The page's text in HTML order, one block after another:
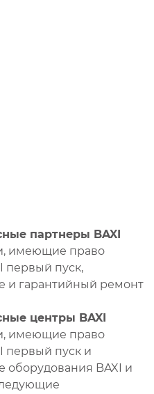
партнеры BAXI
имеющие право
первый пуск,
и гарантийный ремонт
центры BAXI
имеющие право
первый пуск и
оборудования BAXI и